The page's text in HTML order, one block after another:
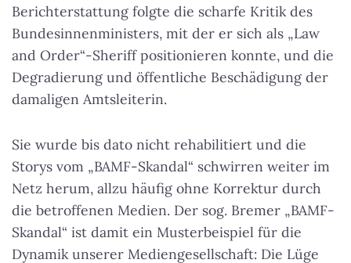
Berichterstattung folgte die scharfe Kritik des
Bundesinnenministers, mit der er sich als „Law
and Order“-Sheriff positionieren konnte, und die
Degradierung und öffentliche Beschädigung der
damaligen Amtsleiterin.
Sie wurde bis dato nicht rehabilitiert und die
Storys vom „BAMF-Skandal“ schwirren weiter im
Netz herum, allzu häufig ohne Korrektur durch
die betroffenen Medien. Der sog. Bremer „BAMF-
Skandal“ ist damit ein Musterbeispiel für die
Dynamik unserer Mediengesellschaft: Die Lüge